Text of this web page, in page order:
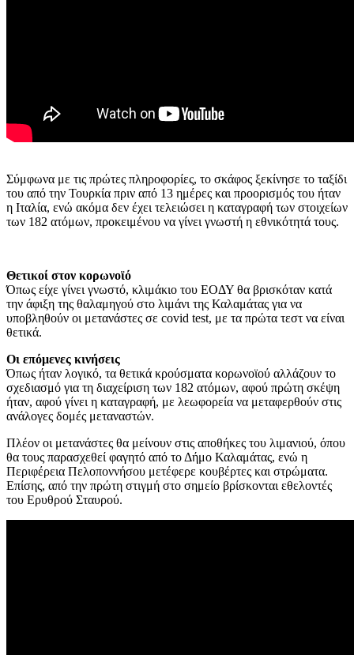
Σύμφωνα με τις πρώτες πληροφορίες, το σκάφος ξεκίνησε το ταξίδι
του από την Τουρκία πριν από 13 ημέρες και προορισμός του ήταν
η Ιταλία, ενώ ακόμα δεν έχει τελειώσει η καταγραφή των στοιχείων
των 182 ατόμων, προκειμένου να γίνει γνωστή η εθνικότητά τους.
Θετικοί στον κορωνοϊό
Όπως είχε γίνει γνωστό, κλιμάκιο του ΕΟΔΥ θα βρισκόταν κατά
την άφιξη της θαλαμηγού στο λιμάνι της Καλαμάτας για να
υποβληθούν οι μετανάστες σε covid test, με τα πρώτα τεστ να είναι
θετικά.
Οι επόμενες κινήσεις
Όπως ήταν λογικό, τα θετικά κρούσματα κορωνοϊού αλλάζουν το
σχεδιασμό για τη διαχείριση των 182 ατόμων, αφού πρώτη σκέψη
ήταν, αφού γίνει η καταγραφή, με λεωφορεία να μεταφερθούν στις
ανάλογες δομές μεταναστών.
Πλέον οι μετανάστες θα μείνουν στις αποθήκες του λιμανιού, όπου
θα τους παρασχεθεί φαγητό από το Δήμο Καλαμάτας, ενώ η
Περιφέρεια Πελοποννήσου μετέφερε κουβέρτες και στρώματα.
Επίσης, από την πρώτη στιγμή στο σημείο βρίσκονται εθελοντές
του Ερυθρού Σταυρού.